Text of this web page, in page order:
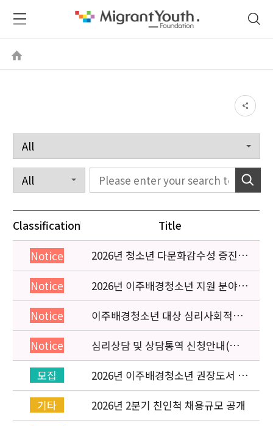
Classification Title
Notice
2026년 청소년 다문화감수성 증진
프로그램 「다가감」신청기관 안내
Notice
2026년 이주배경청소년 지원 분야
종사자 역량강화 교육 일정 안내
Notice
이주배경청소년 대상 심리사회적응
검사 연수동영상 개편 안내
Notice
심리상담 및 상담통역 신청안내(의뢰
서첨부)
모집
2026년 이주배경청소년 권장도서 목
록 구성을 위한 청소년 참여 이벤트
안내
기타
2026년 2분기 친인척 채용규모 공개